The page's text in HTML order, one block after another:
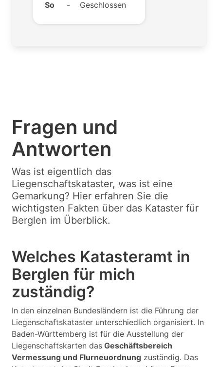
So
- Geschlossen
Fragen und
Antworten
Was ist eigentlich das
Liegenschaftskataster, was ist eine
Gemarkung? Hier erfahren Sie die
wichtigsten Fakten über das Kataster für
Berglen im Überblick.
Welches Katasteramt in
Berglen für mich
zuständig?
In den einzelnen Bundesländern ist die Führung der
Liegenschaftskataster unterschiedlich organisiert. In
Baden-Württemberg ist für die Ausstellung der
Liegenschaftskarten das Geschäftsbereich
Vermessung und Flurneuordnung zuständig. Das